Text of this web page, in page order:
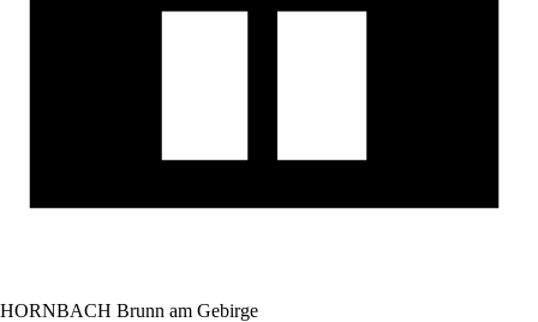
HORNBACH Brunn am Gebirge